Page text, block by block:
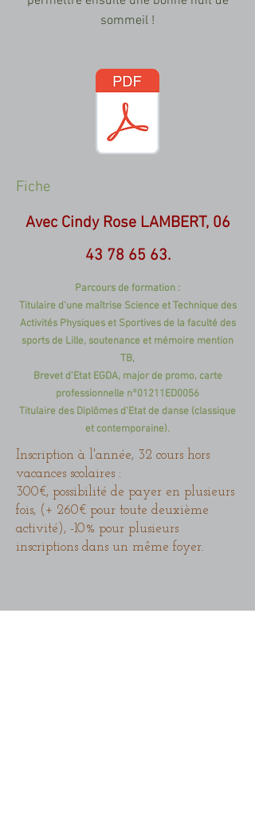
sommeil !
Fiche
Avec Cindy Rose LAMBERT, 06
43 78 65 63.
Parcours de formation :
Titulaire d'une maîtrise Science et Technique des
Activités Physiques et Sportivesde la faculté des
sports de Lille, soutenance et mémoire mention
TB,
Brevet d'Etat EGDA, major de promo,carte
professionnelle n°01211ED0056
Titulaire des Diplômes d'Etat de danse (classique
et contemporaine).
Inscription à l'année, 32 cours hors
vacances scolaires :
300€, possibilité de payer en plusieurs
fois, (+ 260€ pour toute deuxième
activité), -10% pour plusieurs
inscriptions dans un même foyer.